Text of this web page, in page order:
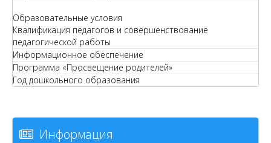
Образовательные условия
Квалификация педагогов и совершенствование
педагогической работы
Информационное обеспечение
Программа «Просвещение родителей»
Год дошкольного образования
Информация